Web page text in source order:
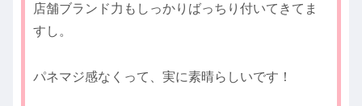
店舗ブランド力もしっかりばっちり付いてきてま
すし。
パネマジ感なくって、実に素晴らしいです！